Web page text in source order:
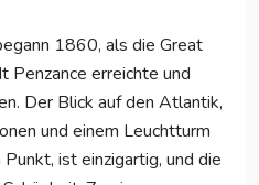
1860, als die Great
erreichte und
Der Blick auf den Atlantik,
und einem Leuchtturm
ist einzigartig, und die